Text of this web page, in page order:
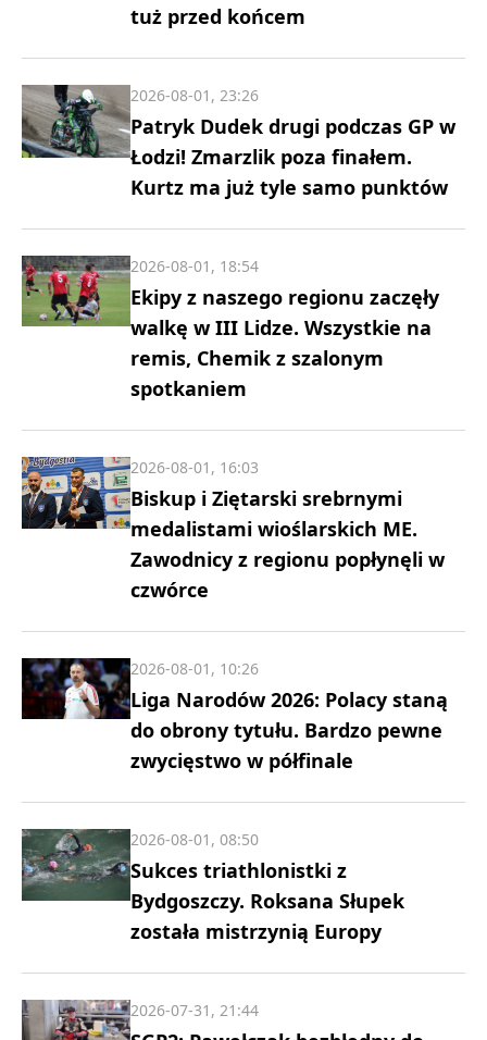
tuż przed końcem
Patryk Dudek drugi podczas GP w
Łodzi! Zmarzlik poza finałem.
Kurtz ma już tyle samo punktów
2026-08-01, 23:26
Ekipy z naszego regionu zaczęły
walkę w III Lidze. Wszystkie na
remis, Chemik z szalonym
spotkaniem
2026-08-01, 18:54
Biskup i Ziętarski srebrnymi
medalistami wioślarskich ME.
Zawodnicy z regionu popłynęli w
czwórce
2026-08-01, 16:03
Liga Narodów 2026: Polacy staną
do obrony tytułu. Bardzo pewne
zwycięstwo w półfinale
2026-08-01, 10:26
Sukces triathlonistki z
Bydgoszczy. Roksana Słupek
została mistrzynią Europy
2026-08-01, 08:50
2026-07-31, 21:44